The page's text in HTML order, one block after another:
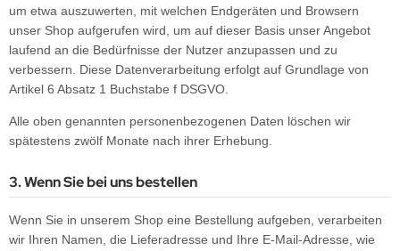
um etwa auszuwerten, mit welchen Endgeräten und Browsern
unser Shop aufgerufen wird, um auf dieser Basis unser Angebot
laufend an die Bedürfnisse der Nutzer anzupassen und zu
verbessern. Diese Datenverarbeitung erfolgt auf Grundlage von
Artikel 6 Absatz 1 Buchstabe f DSGVO.
Alle oben genannten personenbezogenen Daten löschen wir
spätestens zwölf Monate nach ihrer Erhebung.
3. Wenn Sie bei uns bestellen
Wenn Sie in unserem Shop eine Bestellung aufgeben, verarbeiten
wir Ihren Namen, die Lieferadresse und Ihre E-Mail-Adresse, wie